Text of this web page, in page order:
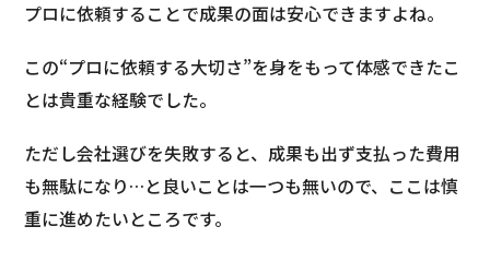
プロに依頼することで成果の面は安心できますよね。
この“プロに依頼する大切さ”を身をもって体感できたこ
とは貴重な経験でした。
ただし会社選びを失敗すると、成果も出ず支払った費用
も無駄になり…と良いことは一つも無いので、ここは慎
重に進めたいところです。